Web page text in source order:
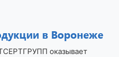
в Воронеже
оказывает